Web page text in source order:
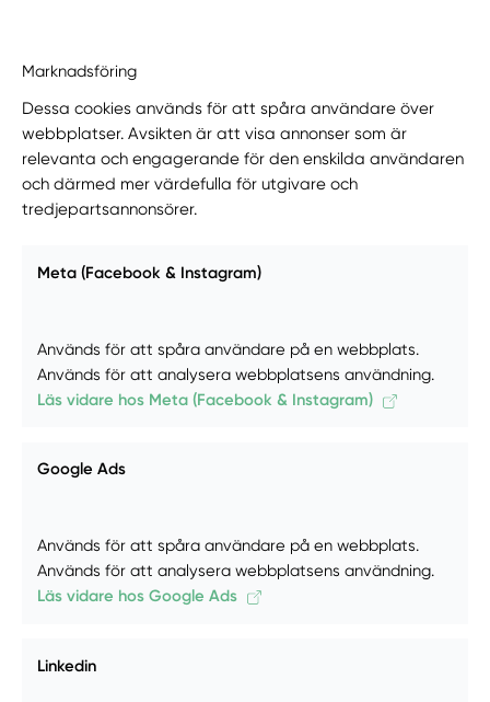
Marknadsföring
Dessa cookies används för att spåra användare över
webbplatser. Avsikten är att visa annonser som är
relevanta och engagerande för den enskilda användaren
och därmed mer värdefulla för utgivare och
tredjepartsannonsörer.
Meta (Facebook & Instagram)
Används för att spåra användare på en webbplats.
Används för att analysera webbplatsens användning.
Läs vidare hos Meta (Facebook & Instagram)
Google Ads
Används för att spåra användare på en webbplats.
Används för att analysera webbplatsens användning.
Läs vidare hos Google Ads
Linkedin